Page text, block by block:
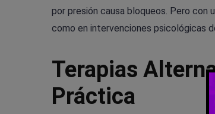
por presión causa bloqueos. Pero con
como en intervenciones psicológicas
Terapias
Práctica